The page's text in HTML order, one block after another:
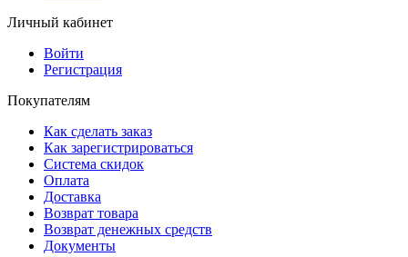
Личный кабинет
Войти
Регистрация
Покупателям
Как сделать заказ
Как зарегистрироваться
Система скидок
Оплата
Доставка
Возврат товара
Возврат денежных средств
Документы